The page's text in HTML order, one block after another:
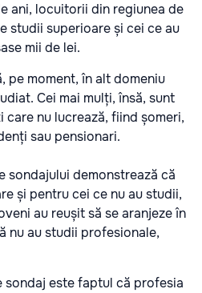
ani, locuitorii din regiunea de
studii superioare și cei ce au
mii de lei.
pe moment, în alt domeniu
Cei mai mulți, însă, sunt
nu lucrează, fiind șomeri,
sau pensionari.
sondajului demonstrează că
și pentru cei ce nu au studii,
au reușit să se aranjeze în
nu au studii profesionale,
sondaj este faptul că profesia